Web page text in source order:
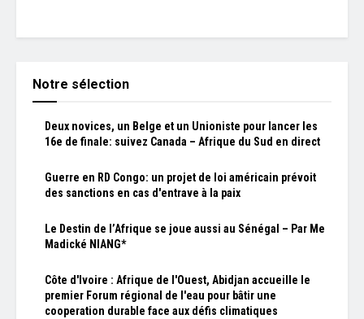
Notre sélection
Deux novices, un Belge et un Unioniste pour lancer les
16e de finale: suivez Canada – Afrique du Sud en direct
Guerre en RD Congo: un projet de loi américain prévoit
des sanctions en cas d'entrave à la paix
Le Destin de l’Afrique se joue aussi au Sénégal – Par Me
Madické NIANG*
Côte d'Ivoire : Afrique de l'Ouest, Abidjan accueille le
premier Forum régional de l'eau pour bâtir une
cooperation durable face aux défis climatiques